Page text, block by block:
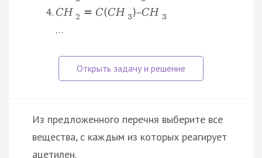
CH 2 = C(CH 3)–CH 3
…
Из предложенного перечня выберите все
вещества, с каждым из которых реагирует
ацетилен.